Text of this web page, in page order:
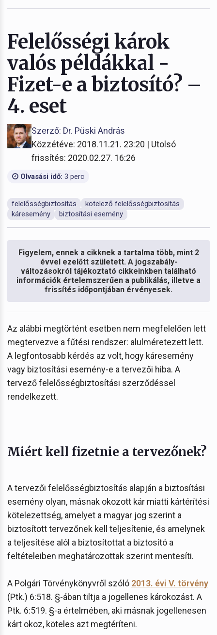
Felelősségi károk
valós példákkal -
Fizet-e a biztosító? –
4. eset
Szerző: Dr. Püski András
Közzétéve: 2018.11.21. 23:20 | Utolsó
frissítés: 2020.02.27. 16:26
Olvasási idő: 3 perc
felelősségbiztosítás
kötelező felelősségbiztosítás
káresemény
biztosítási esemény
Figyelem, ennek a cikknek a tartalma több, mint 2
évvel ezelőtt született. A jogszabály-
változásokról tájékoztató cikkeinkben található
információk értelemszerűen a publikálás, illetve a
frissítés időpontjában érvényesek.
Az alábbi megtörtént esetben nem megfelelően lett
megtervezve a fűtési rendszer: alulméretezett lett.
A legfontosabb kérdés az volt, hogy káresemény
vagy biztosítási esemény-e a tervezői hiba. A
tervező felelősségbiztosítási szerződéssel
rendelkezett.
Miért kell fizetnie a tervezőnek?
A tervezői felelősségbiztosítás alapján a biztosítási
esemény olyan, másnak okozott kár miatti kártérítési
kötelezettség, amelyet a magyar jog szerint a
biztosított tervezőnek kell teljesítenie, és amelynek
a teljesítése alól a biztosítottat a biztosító a
feltételeiben meghatározottak szerint mentesíti.
A Polgári Törvénykönyvről szóló 2013. évi V. törvény
(Ptk.) 6:518. §-ában tiltja a jogellenes károkozást. A
Ptk. 6:519. §-a értelmében, aki másnak jogellenesen
kárt okoz, köteles azt megtéríteni.